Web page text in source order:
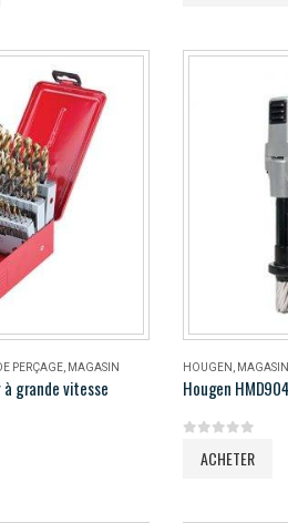
PERÇAGE, MAGASIN
grande vitesse
HOUGEN , MAGASIN
ACHETER